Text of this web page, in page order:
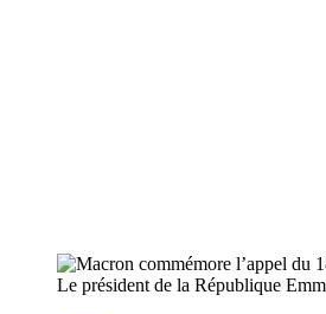
Le président de la République